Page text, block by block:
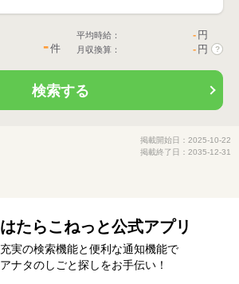
-件
平均時給： - 円
月収換算： - 円 ?
検索する
掲載開始日：2025-10-22
掲載終了日：2035-12-31
はたらこねっと公式アプリ
充実の検索機能と便利な通知機能で
アナタのしごと探しをお手伝い！